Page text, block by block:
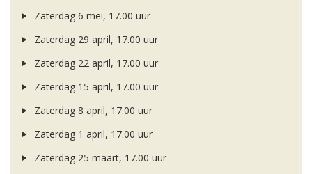
Zaterdag 6 mei, 17.00 uur
Zaterdag 29 april, 17.00 uur
Zaterdag 22 april, 17.00 uur
Zaterdag 15 april, 17.00 uur
Zaterdag 8 april, 17.00 uur
Zaterdag 1 april, 17.00 uur
Zaterdag 25 maart, 17.00 uur